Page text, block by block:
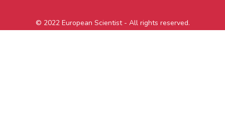
© 2022 European Scientist - All rights reserved.